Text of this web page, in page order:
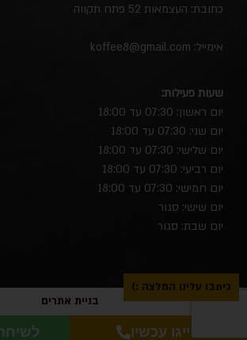
כיתבו עלינו המלצה :)
כתובת: העצמאות 52 פתח תקווה
אימייל: koffee8@gmail.com
שעות פעילות:
יום ראשון: 07:30 עד 18:00
יום שני: 07:30 עד 18:00
יום שלישי: 07:30 עד 18:00
יום רביעי: 07:30 עד 18:00
יום חמישי: 07:30 עד 18:00
יום שישי: סגור
יום שבת: סגור
בניית אתרים
חייגו עכשיו